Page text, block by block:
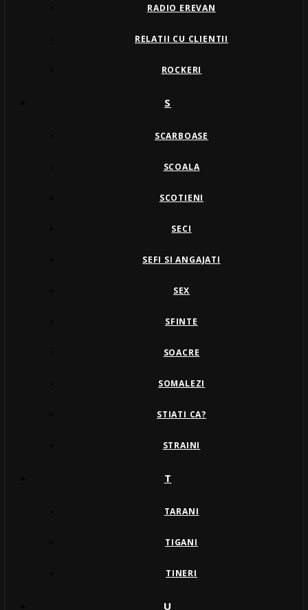
RADIO EREVAN
RELATII CU CLIENTII
ROCKERI
S
SCARBOASE
SCOALA
SCOTIENI
SECI
SEFI SI ANGAJATI
SEX
SFINTE
SOACRE
SOMALEZI
STIATI CA?
STRAINI
T
TARANI
TIGANI
TINERI
U